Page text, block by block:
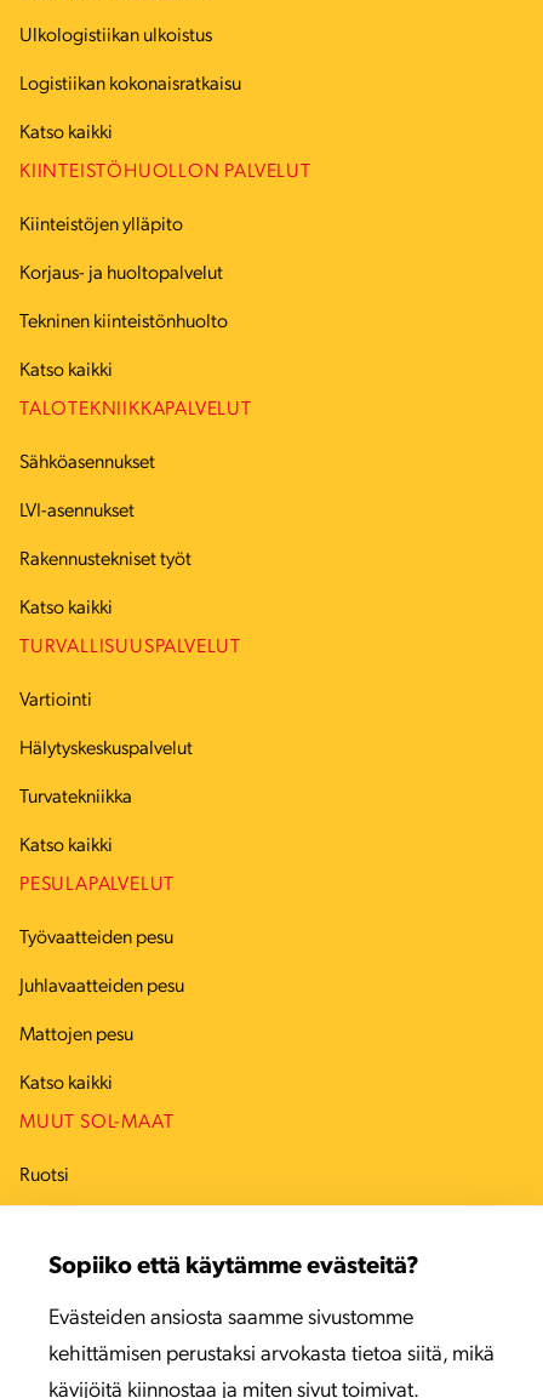
Sopiiko että käytämme evästeitä?
Evästeiden ansiosta saamme sivustomme
kehittämisen perustaksi arvokasta tietoa siitä, mikä
kävijöitä kiinnostaa ja miten sivut toimivat.
Ulkologistiikan ulkoistus
Logistiikan kokonaisratkaisu
Katso kaikki
KIINTEISTÖHUOLLON PALVELUT
Kiinteistöjen ylläpito
Korjaus- ja huoltopalvelut
Tekninen kiinteistönhuolto
Katso kaikki
TALOTEKNIIKKAPALVELUT
Sähköasennukset
LVI-asennukset
Rakennustekniset työt
Katso kaikki
TURVALLISUUSPALVELUT
Vartiointi
Hälytyskeskuspalvelut
Turvatekniikka
Katso kaikki
PESULAPALVELUT
Työvaatteiden pesu
Juhlavaatteiden pesu
Mattojen pesu
Katso kaikki
MUUT SOL-MAAT
Ruotsi
Viro
Latvia